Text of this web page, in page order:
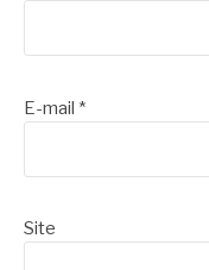
E-mail *
Site